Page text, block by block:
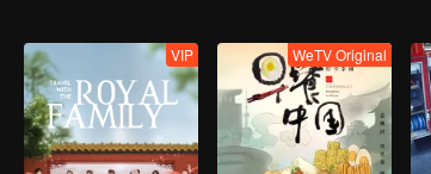
VIP WeTV Original